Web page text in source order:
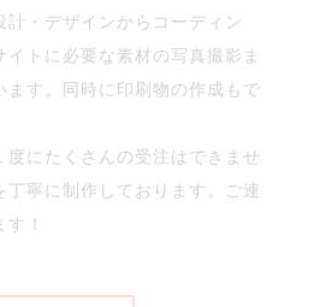
計・デザインからコーディン
イトに必要な素材の写真撮影ま
ます。同時に印刷物の作成もで
度にたくさんの受注はできませ
丁寧に制作しております。ご連
！